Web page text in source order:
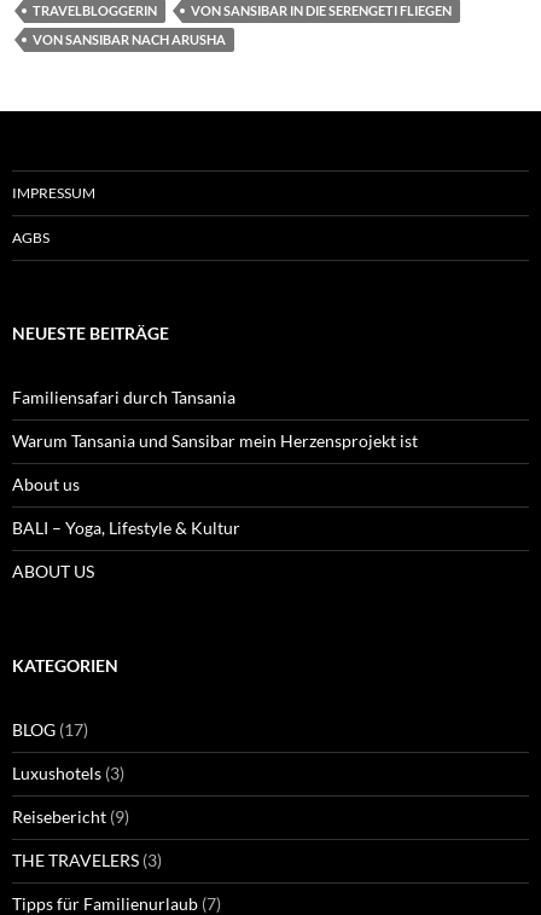
TRAVELBLOGGERIN
VON SANSIBAR IN DIE SERENGETI FLIEGEN
VON SANSIBAR NACH ARUSHA
IMPRESSUM
AGBS
NEUESTE BEITRÄGE
Familiensafari durch Tansania
Warum Tansania und Sansibar mein Herzensprojekt ist
About us
BALI – Yoga, Lifestyle & Kultur
ABOUT US
KATEGORIEN
BLOG (17)
Luxushotels (3)
Reisebericht (9)
THE TRAVELERS (3)
Tipps für Familienurlaub (7)